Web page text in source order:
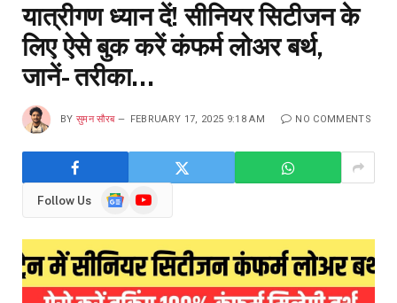
यात्रीगण ध्यान दें! सीनियर सिटीजन के
लिए ऐसे बुक करें कंफर्म लोअर बर्थ,
जानें- तरीका…
BY सुमन सौरब FEBRUARY 17, 2025 9:18 AM NO COMMENTS
Follow Us
GoogleYouTube